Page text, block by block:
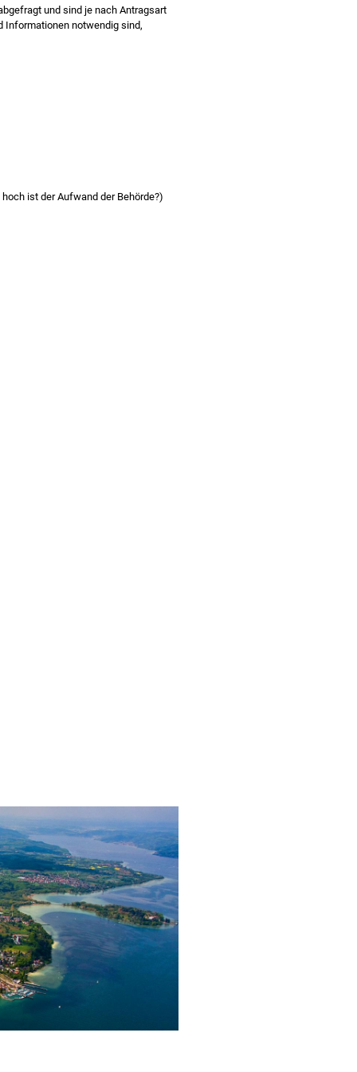
und sind je nach Antragsart
Informationen notwendig sind,
ist der Aufwand der Behörde?)